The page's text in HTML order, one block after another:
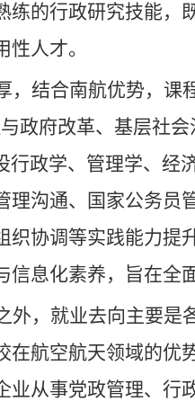
练的行政研究技能，
人才。
，结合南航优势，课
政府改革、基层社
行政学、管理学、经
理沟通、国家公务员
织协调等实践能力提
息化素养，旨在全
外，就业去向主要是
在航空航天领域的优
业从事党政管理、行